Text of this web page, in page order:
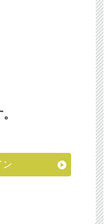
ン